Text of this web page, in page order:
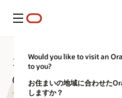
メニュー
Would you like to visit an
to you?
お住まいの地域に合わせた
しますか？
オラクルによる
の取り扱い